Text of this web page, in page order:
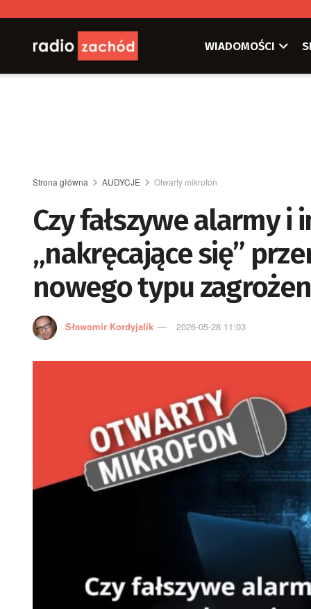
WIADOMOŚCI
Strona główna AUDYCJE Otwarty mikrofon
Czy fałszywe alarmy
„nakręcające się”
nowego typu
Sławomir Kordyjalik 2026-05-28 11:03